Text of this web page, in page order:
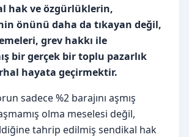
hak ve özgürlüklerin,
önünü daha da tıkayan değil,
grev hakkı ile
bir gerçek bir toplu pazarlık
hayata geçirmektir.
sadece %2 barajını aşmış
olma meselesi değil,
tahrip edilmiş sendikal hak